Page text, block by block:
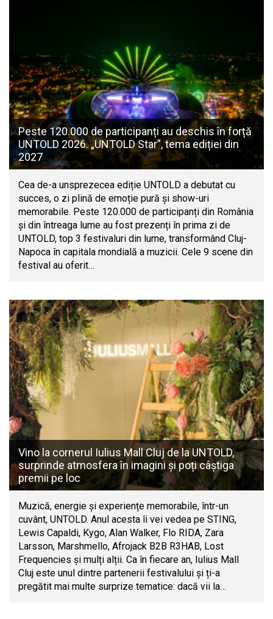
Peste 120.000 de participanți au deschis în forță
UNTOLD 2026. „UNTOLD Star”, tema ediției din
2027
Cea de-a unsprezecea ediție UNTOLD a debutat cu
succes, o zi plină de emoție pură și show-uri
memorabile. Peste 120.000 de participanți din România
și din întreaga lume au fost prezenți în prima zi de
UNTOLD, top 3 festivaluri din lume, transformând Cluj-
Napoca în capitala mondială a muzicii. Cele 9 scene din
festival au oferit…
Vino la cornerul Iulius Mall Cluj de la UNTOLD,
surprinde atmosfera în imagini și poți câștiga
premii pe loc
Muzică, energie și experiențe memorabile, într-un
cuvânt, UNTOLD. Anul acesta îi vei vedea pe STING,
Lewis Capaldi, Kygo, Alan Walker, Flo RIDA, Zara
Larsson, Marshmello, Afrojack B2B R3HAB, Lost
Frequencies și mulți alții. Ca în fiecare an, Iulius Mall
Cluj este unul dintre partenerii festivalului și ți-a
pregătit mai multe surprize tematice: dacă vii la…